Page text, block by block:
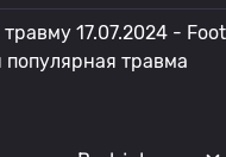
17.07.2024 - Foot
травма